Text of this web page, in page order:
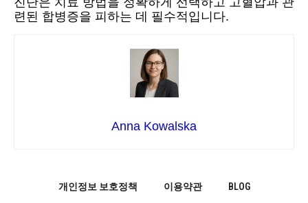
련된 합병증을 피하는 데 필수적입니다.
Anna Kowalska
개인정보 보호정책 이용약관 BLOG